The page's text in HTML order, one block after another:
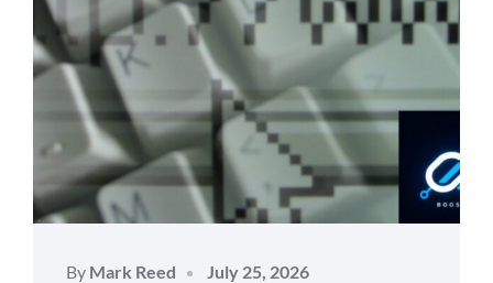
By Mark Reed
Posted
July 25, 2026